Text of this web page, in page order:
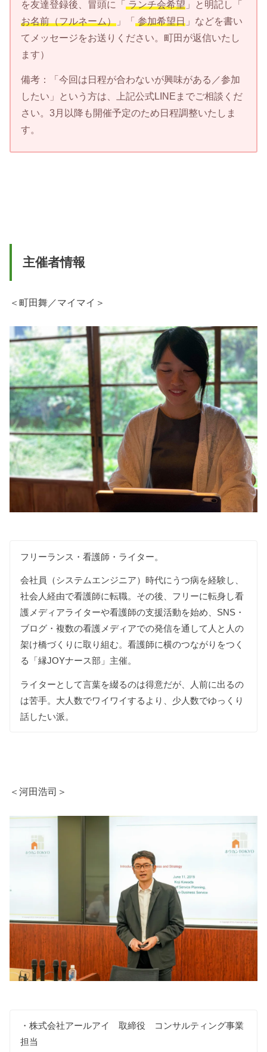
を友達登録後、冒頭に「ランチ会希望 」と明記し「
お名前（フルネーム） 」「参加希望日 」などを書い
てメッセージをお送りください。町田が返信いたし
ます）
備考：「今回は日程が合わないが興味がある／参加
したい」という方は、上記公式LINEまでご相談くだ
さい。3月以降も開催予定のため日程調整いたしま
す。
主催者情報
＜町田舞／マイマイ＞
フリーランス・看護師・ライター。
会社員（システムエンジニア）時代にうつ病を経験し、
社会人経由で看護師に転職。その後、フリーに転身し看
護メディアライターや看護師の支援活動を始め、SNS・
ブログ・複数の看護メディアでの発信を通して人と人の
架け橋づくりに取り組む。看護師に横のつながりをつく
る「縁JOYナース部」主催。
ライターとして言葉を綴るのは得意だが、人前に出るの
は苦手。大人数でワイワイするより、少人数でゆっくり
話したい派。
＜河田浩司＞
・株式会社アールアイ 取締役 コンサルティング事業
担当